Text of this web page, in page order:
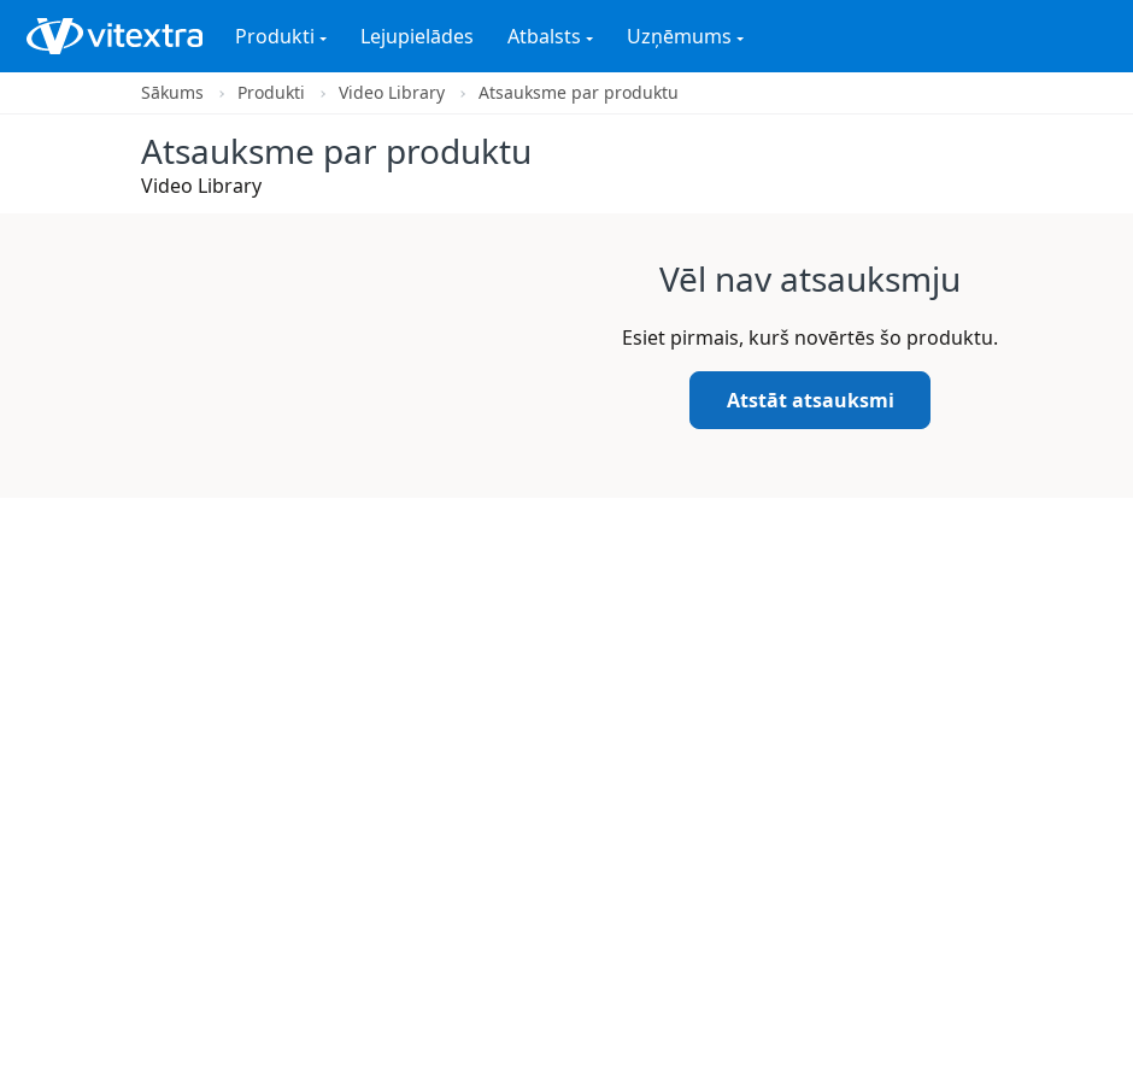
Produkti Lejupielādes Atbalsts Uzņēmums
Sākums Produkti Video Library Atsauksme par produktu
Atsauksme par produktu
Video Library
Vēl nav atsauksmju
Esiet pirmais, kurš novērtēs šo produktu.
Atstāt atsauksmi